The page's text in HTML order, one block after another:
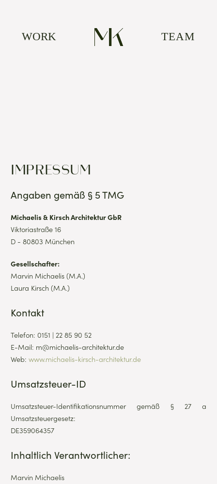
WORK TEAM
IMPRESSUM
Angaben gemäß § 5 TMG
Michaelis & Kirsch Architektur GbR
Viktoriastraße 16
D - 80803 München
Gesellschafter:
Marvin Michaelis (M.A.)
Laura Kirsch (M.A.)
Kontakt
Telefon: 0151 | 22 85 90 52
E-Mail: m@michaelis-architektur.de
Web:www.michaelis-kirsch-architektur.de
Umsatzsteuer-ID
Umsatzsteuer-Identifikationsnummer gemäß § 27 a
Umsatzsteuergesetz:
DE359064357
Inhaltlich Verantwortlicher:
Marvin Michaelis